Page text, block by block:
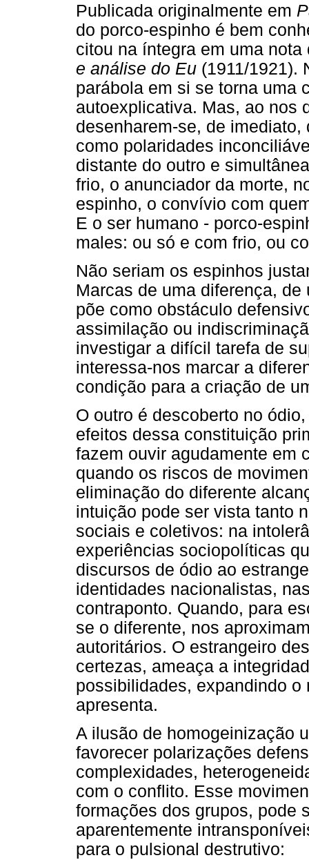
Publicada originalmente em
do porco-espinho é bem
citou na íntegra em uma
e análise do Eu (1911/1921).
parábola em si se torna uma
autoexplicativa. Mas, ao nos
desenharem-se, de
como polaridades
distante do outro e
frio, o anunciador da morte,
espinho, o convívio com
E o ser humano - porco-
males: ou só e com frio, ou
Não seriam os espinhos
Marcas de uma diferença,
põe como obstáculo
assimilação ou
investigar a difícil tarefa de
interessa-nos marcar a
condição para a criação de
O outro é descoberto no
efeitos dessa constituição
fazem ouvir agudamente em
quando os riscos de
eliminação do diferente
intuição pode ser vista tanto
sociais e coletivos: na
experiências sociopolíticas
discursos de ódio ao
identidades nacionalistas,
contraponto. Quando, para
se o diferente, nos
autoritários. O estrangeiro
certezas, ameaça a
possibilidades, expandindo
apresenta.
A ilusão de homogeinização
favorecer polarizações
complexidades,
com o conflito. Esse
formações dos grupos, pode
aparentemente
para o pulsional destrutivo: